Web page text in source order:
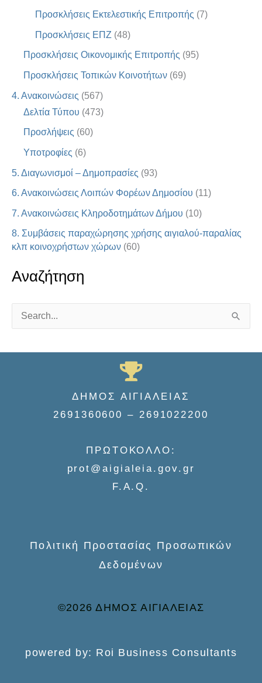
Προσκλήσεις Εκτελεστικής Επιτροπής (7)
Προσκλήσεις ΕΠΖ (48)
Προσκλήσεις Οικονομικής Επιτροπής (95)
Προσκλήσεις Τοπικών Κοινοτήτων (69)
4. Ανακοινώσεις (567)
Δελτία Τύπου (473)
Προσλήψεις (60)
Υποτροφίες (6)
5. Διαγωνισμοί – Δημοπρασίες (93)
6. Ανακοινώσεις Λοιπών Φορέων Δημοσίου (11)
7. Ανακοινώσεις Κληροδοτημάτων Δήμου (10)
8. Συμβάσεις παραχώρησης χρήσης αιγιαλού-παραλίας
κλπ κοινοχρήστων χώρων (60)
Αναζήτηση
a
ΔΗΜΟΣ ΑΙΓΙΑΛΕΙΑΣ
2691360600 – 2691022200
ΠΡΩΤΟΚΟΛΛΟ:
prot@aigialeia.gov.gr
F.A.Q.
Πολιτική Προστασίας Προσωπικών
Δεδομένων
©2026 ΔΗΜΟΣ ΑΙΓΙΑΛΕΙΑΣ
powered by: Roi Business Consultants